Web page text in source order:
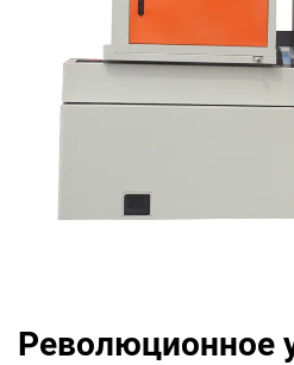
Революционное